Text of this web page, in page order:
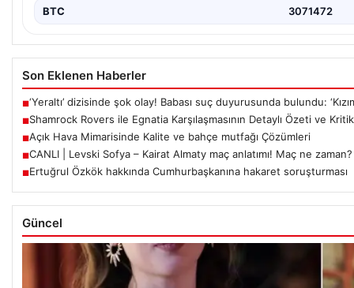
BTC 3071472
Son Eklenen Haberler
■‘Yeraltı’ dizisinde şok olay! Babası suç duyurusunda bulundu:
■Shamrock Rovers ile Egnatia Karşılaşmasının Detaylı Özeti ve
■Açık Hava Mimarisinde Kalite ve bahçe mutfağı Çözümleri
■CANLI | Levski Sofya – Kairat Almaty maç anlatımı! Maç ne
■Ertuğrul Özkök hakkında Cumhurbaşkanına hakaret soruşturması
Güncel